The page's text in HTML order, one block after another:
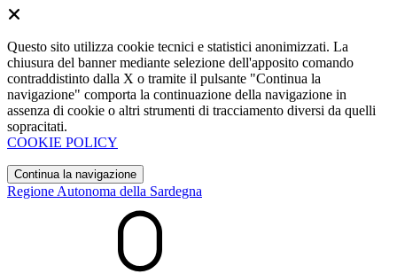
Questo sito utilizza cookie tecnici e statistici anonimizzati. La
chiusura del banner mediante selezione dell'apposito comando
contraddistinto dalla X o tramite il pulsante "Continua la
navigazione" comporta la continuazione della navigazione in
assenza di cookie o altri strumenti di tracciamento diversi da quelli
sopracitati.
COOKIE POLICY
Continua la navigazione
Regione Autonoma della Sardegna